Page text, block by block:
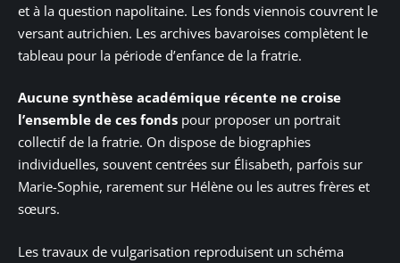
et à la question napolitaine. Les fonds viennois couvrent le
versant autrichien. Les archives bavaroises complètent le
tableau pour la période d’enfance de la fratrie.
Aucune synthèse académique récente ne croise
l’ensemble de ces fonds pour proposer un portrait
collectif de la fratrie. On dispose de biographies
individuelles, souvent centrées sur Élisabeth, parfois sur
Marie-Sophie, rarement sur Hélène ou les autres frères et
sœurs.
Les travaux de vulgarisation reproduisent un schéma